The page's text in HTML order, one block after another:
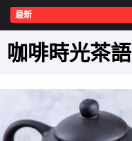
最新
咖啡時光茶語